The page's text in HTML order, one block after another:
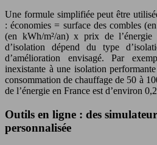
Une formule simplifiée peut être
: économies = surface des combles
(en kWh/m²/an) x prix de
d’isolation dépend du type
d’amélioration envisagé. Par
inexistante à une isolation
consommation de chauffage de 50 à
de l’énergie en France est d’environ
Outils en ligne : des
personnalisée